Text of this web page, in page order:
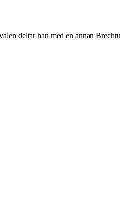
deltar han med en annan